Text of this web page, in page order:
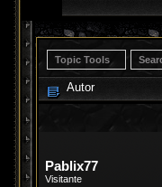
Topic Tools
Autor
Pablix77
Visitante